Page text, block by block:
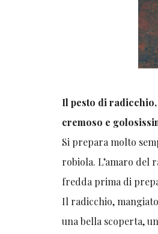
Il pesto di
cremoso e
Si prepara molto
robiola. L’amaro del
fredda prima di
Il radicchio,
una bella scoperta,